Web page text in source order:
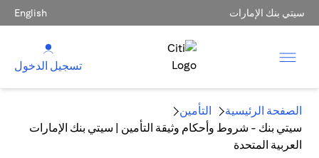
سيتي بنك الإمارات English
تسجيل الدخول
الصفحة الرئيسية
التأمين
سيتي بنك - شروط وأحكام وثيقة التأمين | سيتي بنك الإمارات
العربية المتحدة